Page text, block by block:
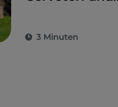
Reise durch die
3 Minuten